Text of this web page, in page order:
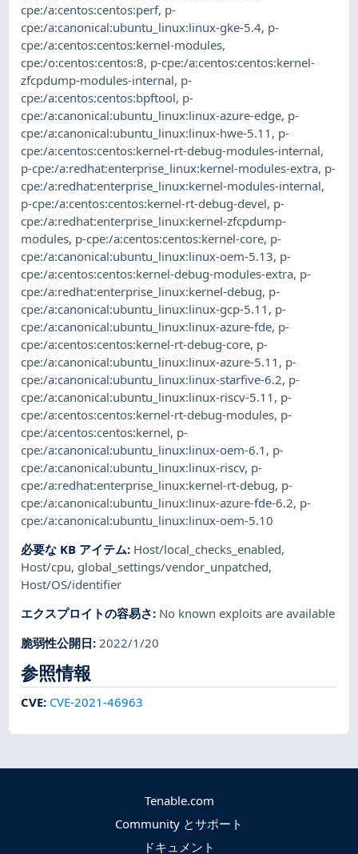
cpe:/a:centos:centos:perf, p-
cpe:/a:canonical:ubuntu_linux:linux-gke-5.4, p-
cpe:/a:centos:centos:kernel-modules,
cpe:/o:centos:centos:8, p-cpe:/a:centos:centos:kernel-
zfcpdump-modules-internal, p-
cpe:/a:centos:centos:bpftool, p-
cpe:/a:canonical:ubuntu_linux:linux-azure-edge, p-
cpe:/a:canonical:ubuntu_linux:linux-hwe-5.11 , p-
cpe:/a:centos:centos:kernel-rt-debug-modules-internal,
p-cpe:/a:redhat:enterprise_linux:kernel-modules-extra, p-
cpe:/a:redhat:enterprise_linux:kernel-modules-internal,
p-cpe:/a:centos:centos:kernel-rt-debug-devel, p-
cpe:/a:redhat:enterprise_linux:kernel-zfcpdump-
modules, p-cpe:/a:centos:centos:kernel-core, p-
cpe:/a:canonical:ubuntu_linux:linux-oem-5.13, p-
cpe:/a:centos:centos:kernel-debug-modules-extra, p-
cpe:/a:redhat:enterprise_linux:kernel-debug, p-
cpe:/a:canonical:ubuntu_linux:linux-gcp-5.11 , p-
cpe:/a:canonical:ubuntu_linux:linux-azure-fde, p-
cpe:/a:centos:centos:kernel-rt-debug-core, p-
cpe:/a:canonical:ubuntu_linux:linux-azure-5.11 , p-
cpe:/a:canonical:ubuntu_linux:linux-starfive-6.2, p-
cpe:/a:canonical:ubuntu_linux:linux-riscv-5.11 , p-
cpe:/a:centos:centos:kernel-rt-debug-modules, p-
cpe:/a:centos:centos:kernel, p-
cpe:/a:canonical:ubuntu_linux:linux-oem-6.1 , p-
cpe:/a:canonical:ubuntu_linux:linux-riscv, p-
cpe:/a:redhat:enterprise_linux:kernel-rt-debug, p-
cpe:/a:canonical:ubuntu_linux:linux-azure-fde-6.2, p-
cpe:/a:canonical:ubuntu_linux:linux-oem-5.10
必要な KB アイテム: Host/local_checks_enabled,
Host/cpu, global_settings/vendor_unpatched,
Host/OS/identifier
エクスプロイトの容易さ: No known exploits are available
脆弱性公開日: 2022/1/20
参照情報
CVE: CVE-2021-46963
Tenable.com
Community とサポート
ドキュメント